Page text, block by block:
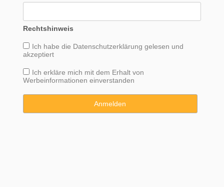
Rechtshinweis
Ich habe die Datenschutzerklärung gelesen und
akzeptiert
Ich erkläre mich mit dem Erhalt von
Werbeinformationen einverstanden